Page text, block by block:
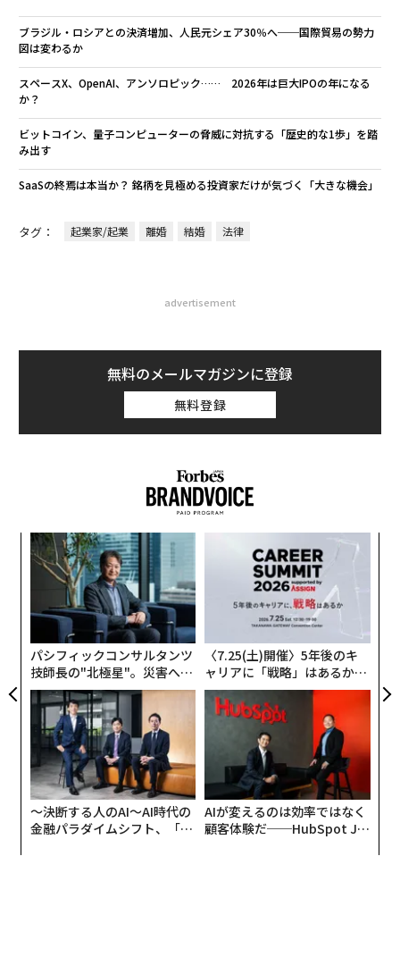
ブラジル・ロシアとの決済増加、人民元シェア30％へ──国際貿易の勢力
図は変わるか
スペースX、OpenAI、アンソロピック…… 2026年は巨大IPOの年になる
か？
ビットコイン、量子コンピューターの脅威に対抗する「歴史的な1歩」を踏
み出す
SaaSの終焉は本当か？ 銘柄を見極める投資家だけが気づく「大きな機会」
タグ： 起業家/起業 離婚 結婚 法律
advertisement
無料のメールマガジンに登録
無料登録
パシフィックコンサルタンツ
技師長の"北極星"。災害への
無力感を乗り越え見つけた、
防災一筋20年の答え
〈7.25(土)開催〉5年後のキ
ャリアに「戦略」はあるか。
トップエグゼクティブのキャ
リアに触れる1日│CAREER S
UMMIT 2026
〜決断する人のAI〜AI時代の
金融パラダイムシフト、「超
AIが変えるのは効率ではなく
顧客体験だ──HubSpot Ja